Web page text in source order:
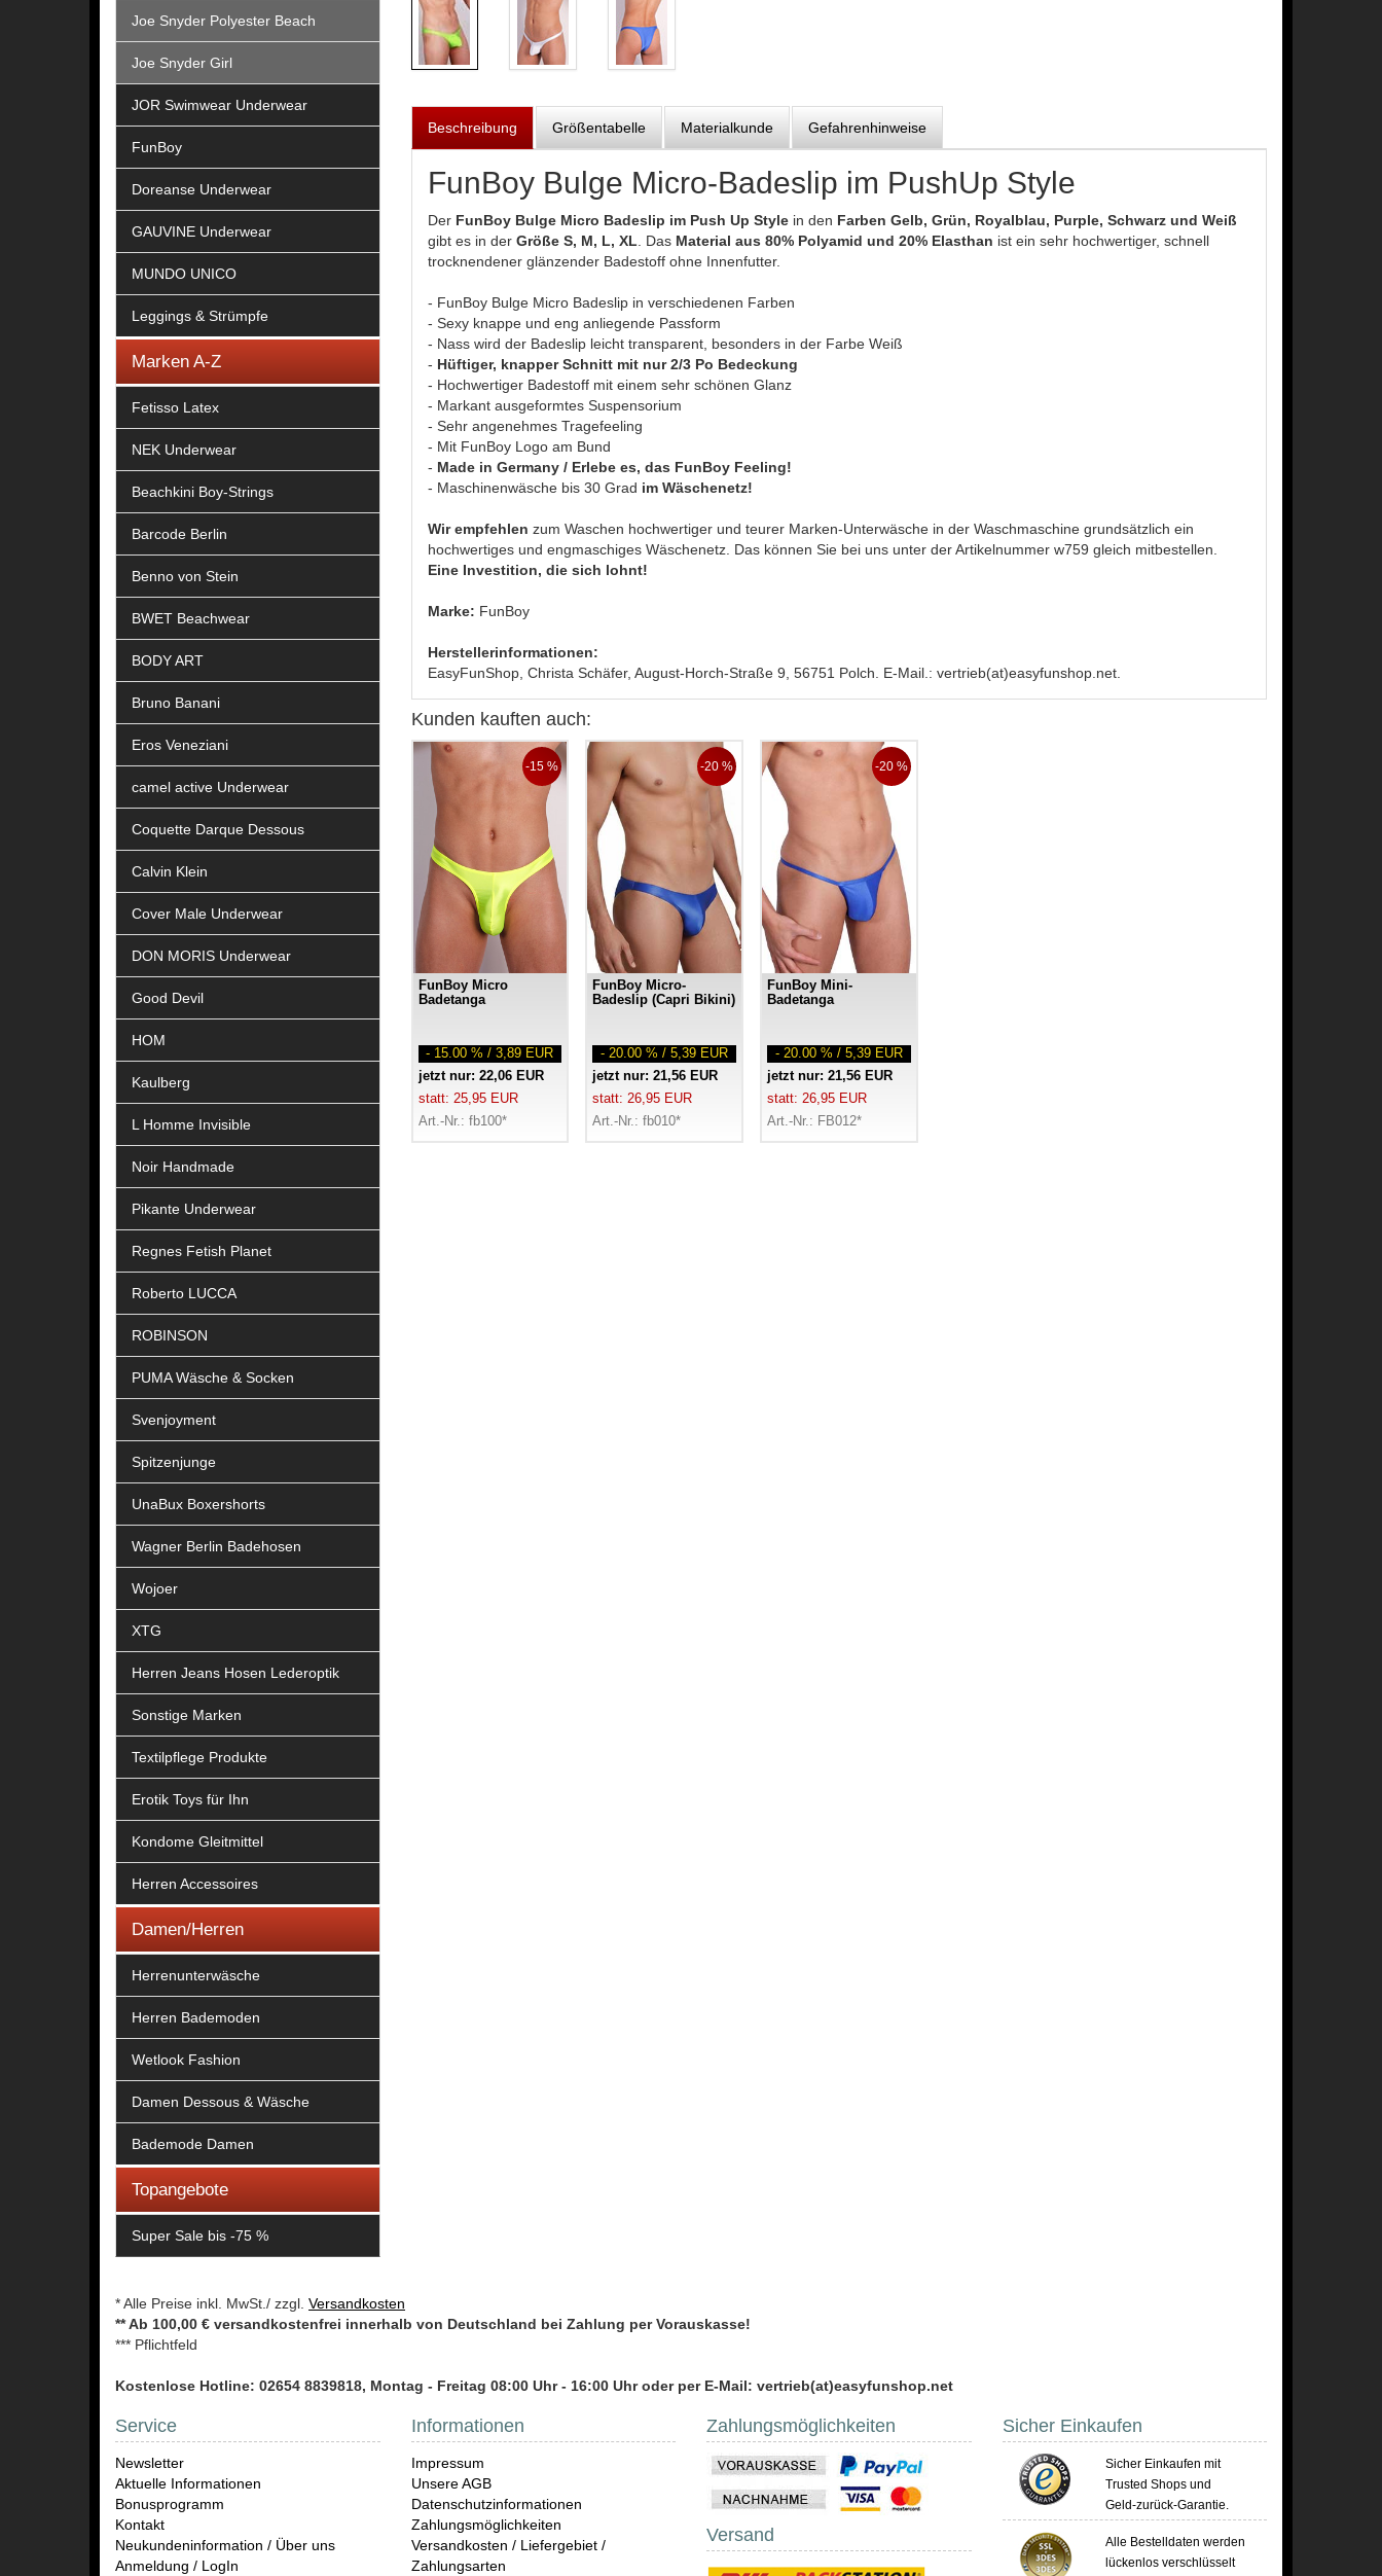
Joe Snyder Polyester Beach
Joe Snyder Girl
JOR Swimwear Underwear
FunBoy
Doreanse Underwear
GAUVINE Underwear
MUNDO UNICO
Leggings & Strümpfe
Marken A-Z
Fetisso Latex
NEK Underwear
Beachkini Boy-Strings
Barcode Berlin
Benno von Stein
BWET Beachwear
BODY ART
Bruno Banani
Eros Veneziani
camel active Underwear
Coquette Darque Dessous
Calvin Klein
Cover Male Underwear
DON MORIS Underwear
Good Devil
HOM
Kaulberg
L Homme Invisible
Noir Handmade
Pikante Underwear
Regnes Fetish Planet
Roberto LUCCA
ROBINSON
PUMA Wäsche & Socken
Svenjoyment
Spitzenjunge
UnaBux Boxershorts
Wagner Berlin Badehosen
Wojoer
XTG
Herren Jeans Hosen Lederoptik
Sonstige Marken
Textilpflege Produkte
Erotik Toys für Ihn
Kondome Gleitmittel
Herren Accessoires
Damen/Herren
Herrenunterwäsche
Herren Bademoden
Wetlook Fashion
Damen Dessous & Wäsche
Bademode Damen
Topangebote
Super Sale bis -75 %
Beschreibung Größentabelle Materialkunde Gefahrenhinweise
FunBoy Bulge Micro-Badeslip im PushUp Style
Der FunBoy Bulge Micro Badeslip im Push Up Style in den Farben Gelb, Grün, Royalblau, Purple, Schwarz und Weiß
gibt es in der Größe S, M, L, XL . Das Material aus 80% Polyamid und 20% Elasthan ist ein sehr hochwertiger, schnell
trocknendener glänzender Badestoff ohne Innenfutter.
- FunBoy Bulge Micro Badeslip in verschiedenen Farben
- Sexy knappe und eng anliegende Passform
- Nass wird der Badeslip leicht transparent, besonders in der Farbe Weiß
- Hüftiger, knapper Schnitt mit nur 2/3 Po Bedeckung
- Hochwertiger Badestoff mit einem sehr schönen Glanz
- Markant ausgeformtes Suspensorium
- Sehr angenehmes Tragefeeling
- Mit FunBoy Logo am Bund
- Made in Germany / Erlebe es, das FunBoy Feeling!
- Maschinenwäsche bis 30 Grad im Wäschenetz!
Wir empfehlen zum Waschen hochwertiger und teurer Marken-Unterwäsche in der Waschmaschine grundsätzlich ein
hochwertiges und engmaschiges Wäschenetz. Das können Sie bei uns unter der Artikelnummer w759 gleich mitbestellen.
Eine Investition, die sich lohnt!
Marke: FunBoy
Herstellerinformationen:
EasyFunShop, Christa Schäfer, August-Horch-Straße 9, 56751 Polch. E-Mail.: vertrieb(at)easyfunshop.net.
Kunden kauften auch:
-15 %
FunBoy Micro
Badetanga
- 15.00 % / 3,89 EUR
jetzt nur: 22,06 EUR
statt: 25,95 EUR
Art.-Nr.: fb100*
-20 %
FunBoy Micro-
Badeslip (Capri Bikini)
- 20.00 % / 5,39 EUR
jetzt nur: 21,56 EUR
statt: 26,95 EUR
Art.-Nr.: fb010*
-20 %
FunBoy Mini-
Badetanga
- 20.00 % / 5,39 EUR
jetzt nur: 21,56 EUR
statt: 26,95 EUR
Art.-Nr.: FB012*
* Alle Preise inkl. MwSt./ zzgl. Versandkosten
** Ab 100,00 € versandkostenfrei innerhalb von Deutschland bei Zahlung per Vorauskasse!
*** Pflichtfeld
Kostenlose Hotline: 02654 8839818, Montag - Freitag 08:00 Uhr - 16:00 Uhr oder per E-Mail: vertrieb(at)easyfunshop.net
Service
Newsletter
Aktuelle Informationen
Bonusprogramm
Kontakt
Neukundeninformation / Über uns
Anmeldung / LogIn
Informationen
Impressum
Unsere AGB
Datenschutzinformationen
Zahlungsmöglichkeiten
Versandkosten / Liefergebiet /
Zahlungsarten
Zahlungsmöglichkeiten
Versand
Sicher Einkaufen
Sicher Einkaufen mit
Trusted Shops und
Geld-zurück-Garantie.
Alle Bestelldaten werden
lückenlos verschlüsselt